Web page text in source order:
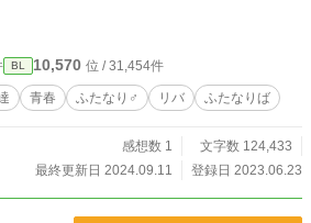
、都度追加していきます。全37話です。
BL 10,570 位 / 31,454件
青春 ふたなり♂ リバ ふたなりば
感想数 1
文字数 124,433
最終更新日 2024.09.11
登録日 2023.06.23